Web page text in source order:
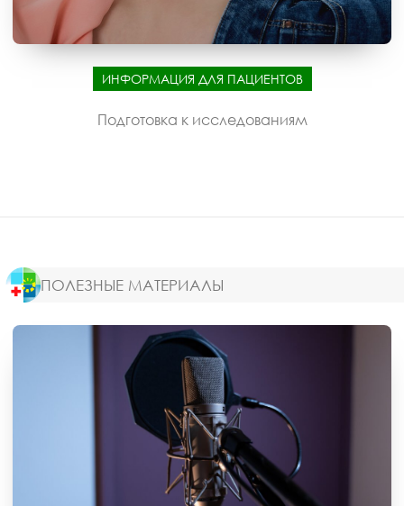
ИНФОРМАЦИЯ ДЛЯ ПАЦИЕНТОВ
Подготовка к исследованиям
ПОЛЕЗНЫЕ МАТЕРИАЛЫ